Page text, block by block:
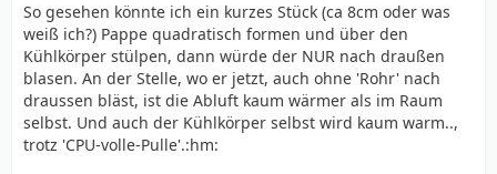
So gesehen könnte ich ein kurzes Stück (ca 8cm oder was
weiß ich?) Pappe quadratisch formen und über den
Kühlkörper stülpen, dann würde der NUR nach draußen
blasen. An der Stelle, wo er jetzt, auch ohne 'Rohr' nach
draussen bläst, ist die Abluft kaum wärmer als im Raum
selbst. Und auch der Kühlkörper selbst wird kaum warm..,
trotz 'CPU-volle-Pulle'.:hm: